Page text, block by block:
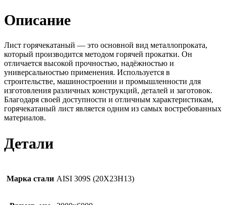
Описание
Лист горячекатаный — это основной вид металлопроката,
который производится методом горячей прокатки. Он
отличается высокой прочностью, надёжностью и
универсальностью применения. Используется в
строительстве, машиностроении и промышленности для
изготовления различных конструкций, деталей и заготовок.
Благодаря своей доступности и отличным характеристикам,
горячекатаный лист является одним из самых востребованных
материалов.
Детали
Марка стали AISI 309S (20Х23Н13)